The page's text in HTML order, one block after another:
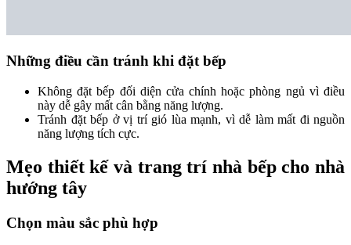
Những điều cần tránh khi đặt bếp
Không đặt bếp đối diện cửa chính hoặc phòng ngủ vì điều
này dễ gây mất cân bằng năng lượng.
Tránh đặt bếp ở vị trí gió lùa mạnh, vì dễ làm mất đi nguồn
năng lượng tích cực.
Mẹo thiết kế và trang trí nhà bếp cho nhà
hướng tây
Chọn màu sắc phù hợp